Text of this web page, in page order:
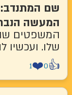
שם
הנבחר:
שהוא
ועכשיו
1